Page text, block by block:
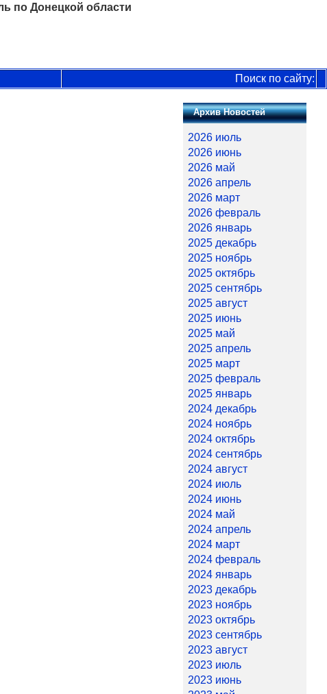
по Донецкой области
Поиск по сайту:
Архив Новостей
2026 июль
2026 июнь
2026 май
2026 апрель
2026 март
2026 февраль
2026 январь
2025 декабрь
2025 ноябрь
2025 октябрь
2025 сентябрь
2025 август
2025 июнь
2025 май
2025 апрель
2025 март
2025 февраль
2025 январь
2024 декабрь
2024 ноябрь
2024 октябрь
2024 сентябрь
2024 август
2024 июль
2024 июнь
2024 май
2024 апрель
2024 март
2024 февраль
2024 январь
2023 декабрь
2023 ноябрь
2023 октябрь
2023 сентябрь
2023 август
2023 июль
2023 июнь